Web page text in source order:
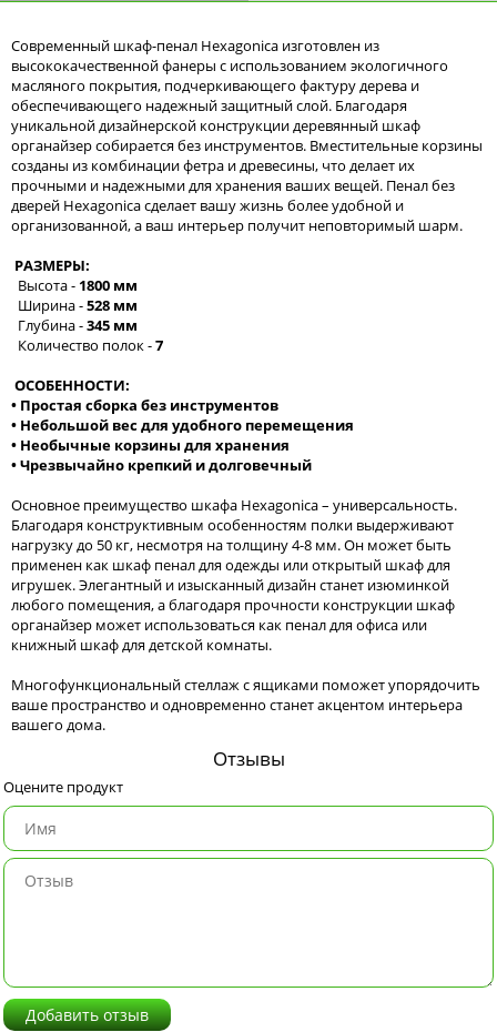
Современный шкаф-пенал Hexagonica изготовлен из
высококачественной фанеры с использованием экологичного
масляного покрытия, подчеркивающего фактуру дерева и
обеспечивающего надежный защитный слой. Благодаря
уникальной дизайнерской конструкции деревянный шкаф
органайзер собирается без инструментов. Вместительные корзины
созданы из комбинации фетра и древесины, что делает их
прочными и надежными для хранения ваших вещей. Пенал без
дверей Hexagonica сделает вашу жизнь более удобной и
организованной, а ваш интерьер получит неповторимый шарм.
РАЗМЕРЫ:
Высота - 1800 мм
Ширина -528 мм
Глубина -345 мм
Количество полок -7
ОСОБЕННОСТИ:
• Простая сборка без инструментов
• Небольшой вес для удобного перемещения
• Необычные корзины для хранения
• Чрезвычайно крепкий и долговечный
Основное преимущество шкафа Hexagonica – универсальность.
Благодаря конструктивным особенностям полки выдерживают
нагрузку до 50 кг, несмотря на толщину 4-8 мм. Он может быть
применен как шкаф пенал для одежды или открытый шкаф для
игрушек. Элегантный и изысканный дизайн станет изюминкой
любого помещения, а благодаря прочности конструкции шкаф
органайзер может использоваться как пенал для офиса или
книжный шкаф для детской комнаты.
Многофункциональный стеллаж с ящиками поможет упорядочить
ваше пространство и одновременно станет акцентом интерьера
вашего дома.
Отзывы
Оцените продукт
Добавить отзыв